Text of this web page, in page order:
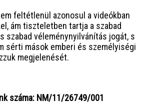
feltétlenül azonosul a videókban
ám tiszteletben tartja a szabad
szabad véleménynyilvánítás jogát, s
sérti mások emberi és személyiségi
megjelenését.
száma: NM/11/26749/001